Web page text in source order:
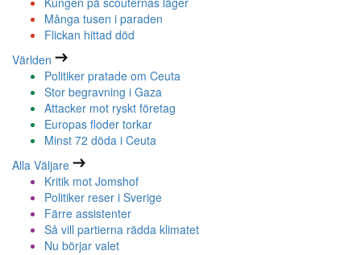
Många tusen i paraden
Flickan hittad död
Världen
Politiker pratade om Ceuta
Stor begravning i Gaza
Attacker mot ryskt företag
Europas floder torkar
Minst 72 döda i Ceuta
Alla Väljare
Kritik mot Jomshof
Politiker reser i Sverige
Färre assistenter
Så vill partierna rädda klimatet
Nu börjar valet